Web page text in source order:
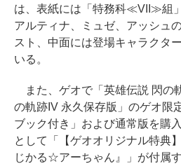
は、表紙には「特務科≪VII≫組
アルティナ、ミュゼ、アッシュ
スト、中面には登場キャラクタ
いる。
また、ゲオで「英雄伝説 閃の
の軌跡IV 永久保存版」のゲオ限
ブック付き」および通常版を購
として「【ゲオオリジナル特典
じかる☆アーちゃん』」が付属